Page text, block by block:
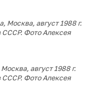
Москва, август 1988 г.
СССР. Фото Алексея
Москва, август 1988 г.
СССР. Фото Алексея